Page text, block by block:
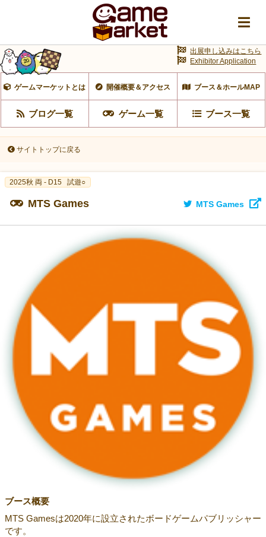
ゲームマーケットとは 開催概要＆アクセス ブース＆ホールMAP
ブログ一覧 ゲーム一覧 ブース一覧
出展申し込みはこちら
Exhibitor Application
サイトトップに戻る
2025秋 両 - D15 試遊○
MTS Games MTS Games
ブース概要
MTS Gamesは2020年に設立されたボードゲームパブリッシャー
です。